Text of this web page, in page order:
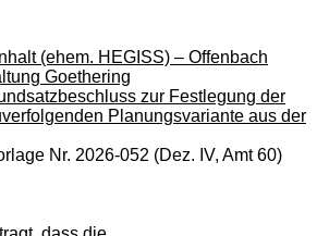
(ehem. HEGISS) – Offenbach
Goethering
zur Festlegung der
Planungsvariante aus der
Nr. 2026-052 (Dez. IV, Amt 60)